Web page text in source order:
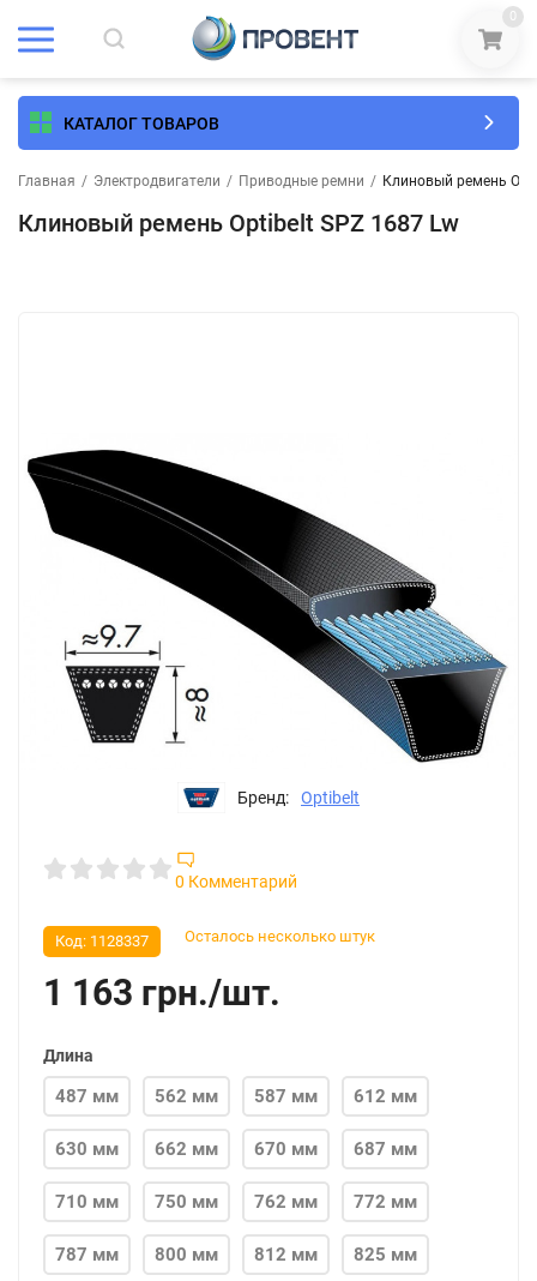
0
КАТАЛОГ ТОВАРОВ
Главная / Электродвигатели / Приводные ремни / Клиновый ремень
Клиновый ремень Optibelt SPZ 1687 Lw
Бренд: Optibelt
0 Комментарий
Осталось несколько штук
Код: 1128337
1 163 грн./шт.
Длина
487 мм 562 мм 587 мм 612 мм
630 мм 662 мм 670 мм 687 мм
710 мм 750 мм 762 мм 772 мм
787 мм 800 мм 812 мм 825 мм